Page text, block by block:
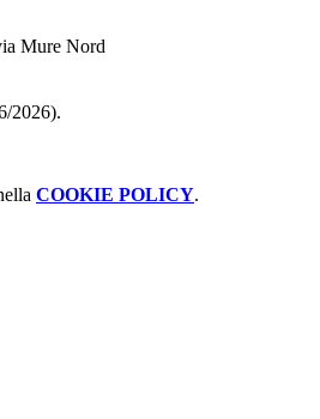
Mure Nord
2026).
COOKIE POLICY.